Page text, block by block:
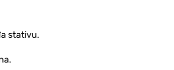
stativu.